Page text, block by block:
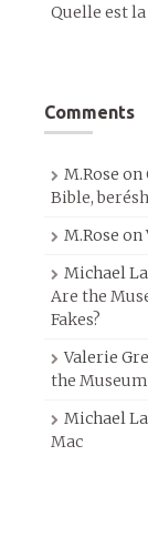
Quelle est
Comments
M.Rose on
Bible,
M.Rose on
Michael
Are the
Fakes?
Valerie
the Museum
Michael
Mac